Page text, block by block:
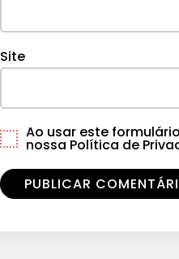
Site
Ao usar este
nossa Política de